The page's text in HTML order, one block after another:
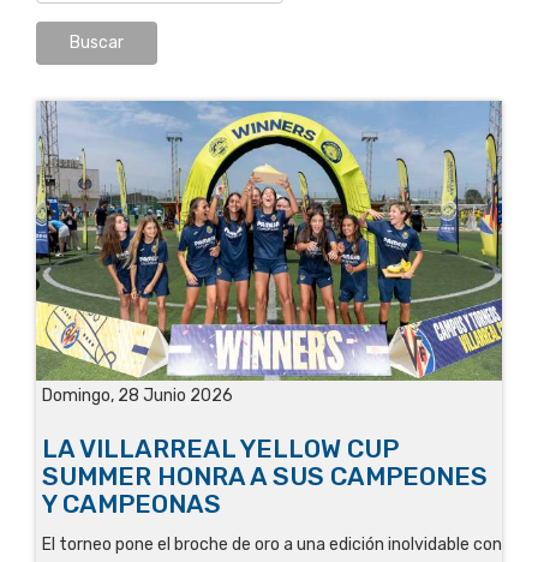
Domingo, 28 Junio 2026
LA VILLARREAL YELLOW CUP
SUMMER HONRA A SUS CAMPEONES
Y CAMPEONAS
El torneo pone el broche de oro a una edición inolvidable con